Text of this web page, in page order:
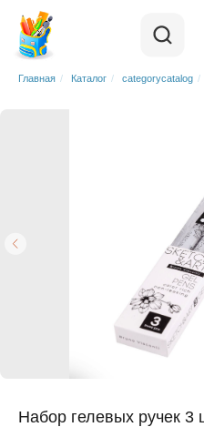
Главная / Каталог / categorycatalog /
Набор гелевых ручек 3